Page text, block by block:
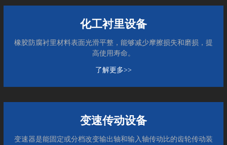
化工衬里设备
橡胶防腐衬里材料表面光滑平整，能够减少摩擦损失和磨损，提
高使用寿命。
了解更多>>
变速传动设备
变速器是能固定或分档改变输出轴和输入轴传动比的齿轮传动装